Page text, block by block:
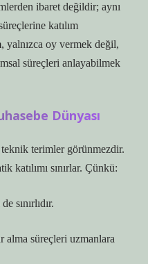
ibaret değildir; aynı
katılım
, yalnızca oy vermek değil,
süreçleri anlayabilmek
Dünyası
terimler görünmezdir.
katılımı sınırlar. Çünkü:
sınırlıdır.
alma süreçleri uzmanlara